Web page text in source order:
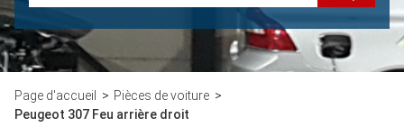
Page d'accueil
Pièces de voiture
Peugeot 307 Feu arrière droit